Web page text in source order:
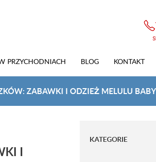
PRZYCHODNIACH BLOG KONTAKT
ZABAWKI I ODZIEŻ MELULU BABY
I
KATEGORIE